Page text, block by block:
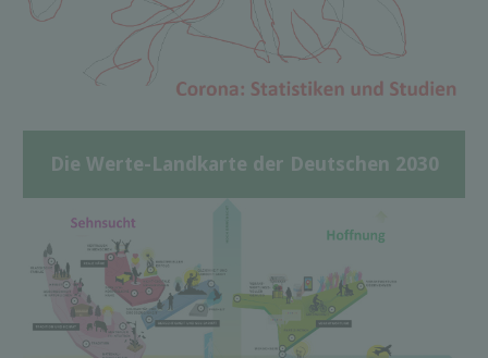
Die Werte-Landkarte der Deutschen 2030